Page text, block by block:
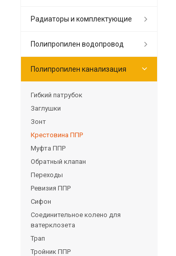
Радиаторы и комплектующие
Полипропилен водопровод
Полипропилен канализация
Гибкий патрубок
Заглушки
Зонт
Крестовина ППР
Муфта ППР
Обратный клапан
Переходы
Ревизия ППР
Сифон
Соединительное колено для
ватерклозета
Трап
Тройник ППР